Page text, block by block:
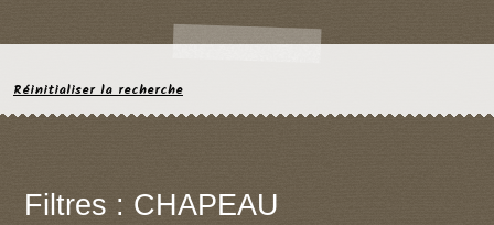
Réinitialiser la recherche
Filtres : CHAPEAU